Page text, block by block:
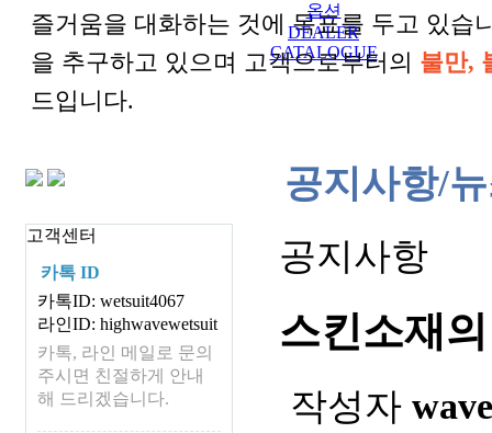
옵션
DEALER
CATALOGUE
즐거움을 대화하는 것에 목표를 두고 있
을 추구하고 있으며 고객으로부터의 불만,
드입니다.
고객센터
카톡 ID
카톡ID: wetsuit4067
라인ID: highwavewetsuit
카톡, 라인 메일로 문의
주시면 친절하게 안내
해 드리겠습니다.
공지사항/
공지사항
스킨소재
작성자 wave